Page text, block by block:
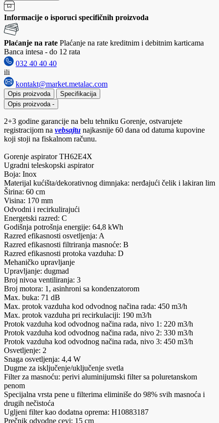
Informacije o isporuci specifičnih proizvoda
Plaćanje na rate Plaćanje na rate kreditnim i debitnim karticama
Banca intesa - do 12 rata
032 40 40 40
ili
kontakt@market.metalac.com
Opis proizvoda
Specifikacija
Opis proizvoda -
2+3 godine garancije na belu tehniku Gorenje, ostvarujete
registracijom na vebsajtu najkasnije 60 dana od datuma kupovine
koji stoji na fiskalnom računu.
Gorenje aspirator TH62E4X
Ugradni teleskopski aspirator
Boja: Inox
Materijal kućišta/dekorativnog dimnjaka: nerđajući čelik i lakiran lim
Širina: 60 cm
Visina: 170 mm
Odvodni i recirkulirajući
Energetski razred: C
Godišnja potrošnja energije: 64,8 kWh
Razred efikasnosti osvetljenja: A
Razred efikasnosti filtriranja masnoće: B
Razred efikasnosti protoka vazduha: D
Mehaničko upravljanje
Upravljanje: dugmad
Broj nivoa ventiliranja: 3
Broj motora: 1, asinhroni sa kondenzatorom
Max. buka: 71 dB
Max. protok vazduha kod odvodnog načina rada: 450 m3/h
Max. protok vazduha pri recirkulaciji: 190 m3/h
Protok vazduha kod odvodnog načina rada, nivo 1: 220 m3/h
Protok vazduha kod odvodnog načina rada, nivo 2: 330 m3/h
Protok vazduha kod odvodnog načina rada, nivo 3: 450 m3/h
Osvetljenje: 2
Snaga osvetljenja: 4,4 W
Dugme za isključenje/uključenje svetla
Filter za masnoću: perivi aluminijumski filter sa poluretanskom
penom
Specijalna vrsta pene u filterima eliminiše do 98% svih masnoća i
drugih nečistoća
Ugljeni filter kao dodatna oprema: H10883187
Prečnik odvodne cevi: 15 cm